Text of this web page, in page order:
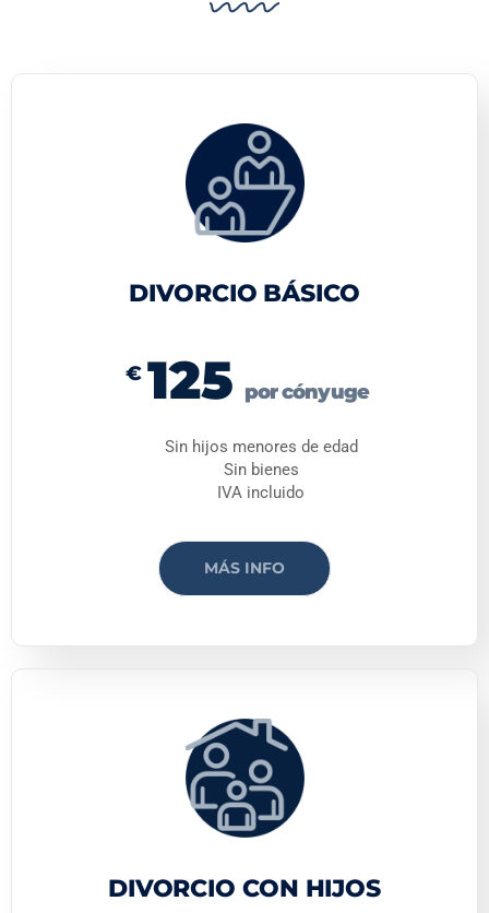
DIVORCIO BÁSICO
€ 125 por cónyuge
Sin hijos menores de edad
Sin bienes
IVA incluido
MÁS INFO
DIVORCIO CON HIJOS